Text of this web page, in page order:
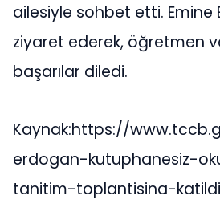
ailesiyle sohbet etti. Emine
ziyaret ederek, öğretmen
başarılar diledi.
Kaynak:https://
erdogan-kutuphanesiz-
tanitim-toplantisina-katildi